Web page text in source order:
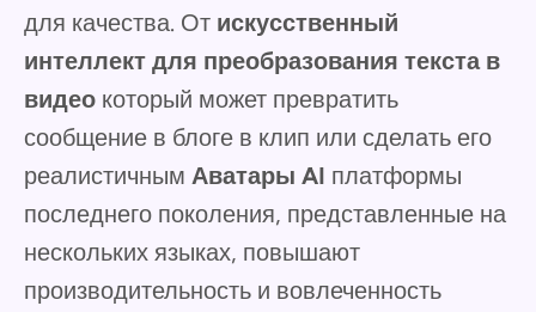
для качества. От искусственный
интеллект для преобразования текста в
видео который может превратить
сообщение в блоге в клип или сделать его
реалистичным Аватары AI платформы
последнего поколения, представленные на
нескольких языках, повышают
производительность и вовлеченность